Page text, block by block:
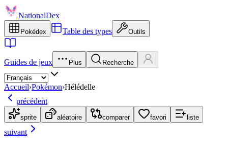
NationalDex
Pokédex Table des types Outils
Guides de jeux Plus Recherche
Accueil›Pokémon›Hélédelle
précédent
sprite aléatoire comparer favori liste
suivant